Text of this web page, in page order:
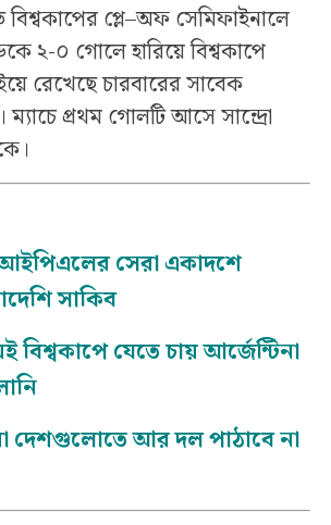
বিশ্বকাপের প্লে–অফ সেমিফাইনালে
২-০ গোলে হারিয়ে বিশ্বকাপে
রেখেছে চারবারের সাবেক
ম্যাচে প্রথম গোলটি আসে সান্দ্রো
সেরা একাদশে
সাকিব
বিশ্বকাপে যেতে চায় আর্জেন্টিনা
দেশগুলোতে আর দল পাঠাবে না